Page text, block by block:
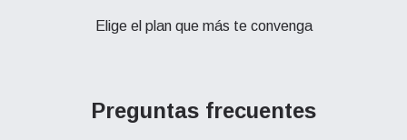
Elige el plan que más te convenga
Preguntas frecuentes